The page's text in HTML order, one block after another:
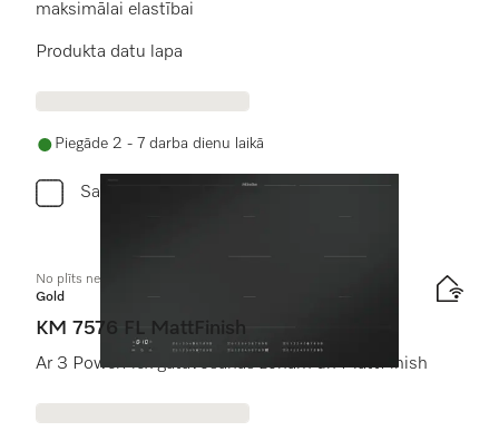
maksimālai elastībai
Produkta datu lapa
Piegāde 2 - 7 darba dienu laikā
Salīdzini
No plīts neatk. indukcijas plīts virsma
Gold
KM 7576 FL MattFinish
Ar 3 PowerFlex gatavošanas zonām un MattFinish